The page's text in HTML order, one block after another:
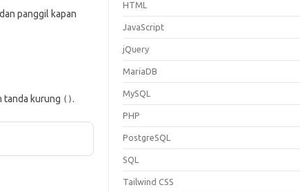
dan panggil kapan
tanda kurung ().
HTML
JavaScript
jQuery
MariaDB
MySQL
PHP
PostgreSQL
SQL
Tailwind CSS